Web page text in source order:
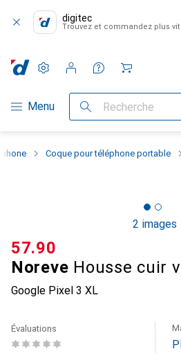
digitec
Trouvez et commandez plus
Navigation par catégorie
Menu Recherche
Paramètres
Compte client
Listes de comparaison
Listes d'envies
Panier
Coque pour téléphone portable
2 images
Noreve Housse cuir
Google Pixel 3 XL
CHF
57.90
Évaluations